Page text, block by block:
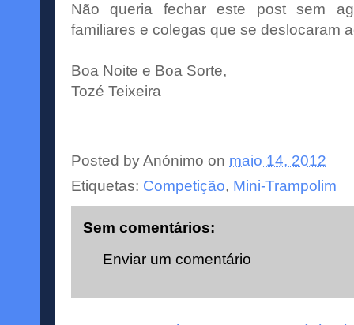
Não queria fechar este post sem
familiares e colegas que se deslocaram
Boa Noite e Boa Sorte,
Tozé Teixeira
Posted byAnónimo on maio 14, 2012
Etiquetas: Competição, Mini-Trampolim
Sem comentários:
Enviar um comentário